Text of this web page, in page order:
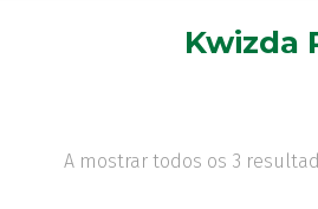
Kwizda
A mostrar todos os 3